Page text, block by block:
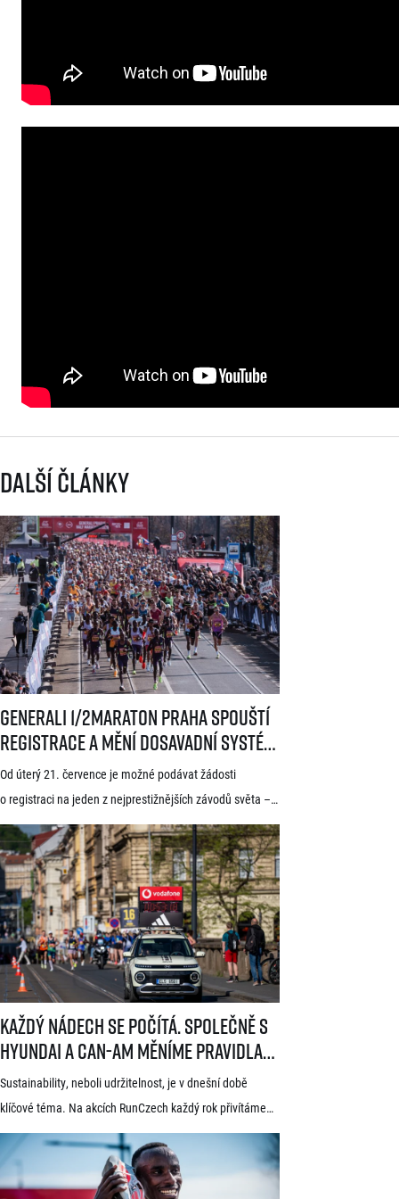
© 2026 RunCzech s.r.o.
Další články
Generali 1/2Maraton Praha spouští
registrace a mění dosavadní systém!
Třítýdenní lhůta na podání žádosti
startuje 21. července
Od úterý 21. července je možné podávat žádosti
o registraci na jeden z nejprestižnějších závodů světa –
Generali 1/2Maraton Praha. Do povědomí běžců se
dostal nejen trasou vedoucí srdcem historické Prahy, ale
i tradicí a naprosto jedinečnou atmosférou. Pyšní se
známkou kvality World Athletics Elite Label, spadá do
seriálu evropských půlmaratonů zvaného SuperHalfs
a jedná se o nejžádanější z pěti závodů RunCzech Halfs.
[…]
Generali 1/2Maraton Praha spouští registrace a mění dosavadní
Každý nádech se počítá. Společně s
Hyundai a Can-Am měníme pravidla
hry
Sustainability, neboli udržitelnost, je v dnešní době
klíčové téma. Na akcích RunCzech každý rok přivítáme
statisíce osob, které motivujeme k pohybu a zdravému
životnímu stylu. S každou masovou akcí se však pojí také
odpovědnost vůči životnímu prostředí a pro nás
Každý nádech se počítá. Společně s Hyundai a Can-Am měníme